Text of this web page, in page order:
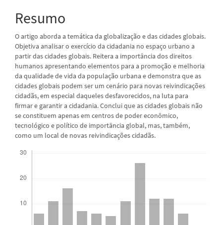
Resumo
O artigo aborda a temática da globalização e das cidades globais.
Objetiva analisar o exercício da cidadania no espaço urbano a
partir das cidades globais. Reitera a importância dos direitos
humanos apresentando elementos para a promoção e melhoria
da qualidade de vida da população urbana e demonstra que as
cidades globais podem ser um cenário para novas reivindicações
cidadãs, em especial daqueles desfavorecidos, na luta para
firmar e garantir a cidadania. Conclui que as cidades globais não
se constituem apenas em centros de poder econômico,
tecnológico e político de importância global, mas, também,
como um local de novas reivindicações cidadãs.